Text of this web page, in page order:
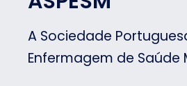
A Sociedade
Enfermagem de Saúde